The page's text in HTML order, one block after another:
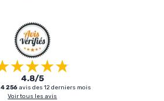
4.8/5
4 256avis des 12 derniers mois
Voir tous les avis